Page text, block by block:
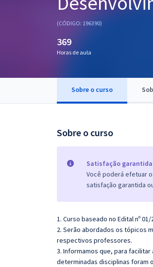
Questões grátis
(CÓDIGO: 196390)
369
Horas de aula
Sobre o curso
Sobre o curso
Satisfação
Você poderá efetuar
satisfação garantida
1. Curso baseado no Edital nº 01/
2. Serão abordados os tópicos
respectivos professores.
3. Informamos que, para
determinadas disciplinas foram